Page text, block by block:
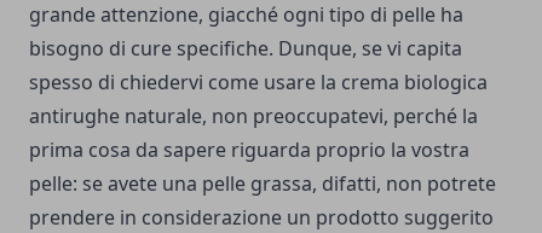
grande attenzione, giacché ogni tipo di pelle ha
bisogno di cure specifiche. Dunque, se vi capita
spesso di chiedervi come usare la crema biologica
antirughe naturale, non preoccupatevi, perché la
prima cosa da sapere riguarda proprio la vostra
pelle: se avete una pelle grassa, difatti, non potrete
prendere in considerazione un prodotto suggerito